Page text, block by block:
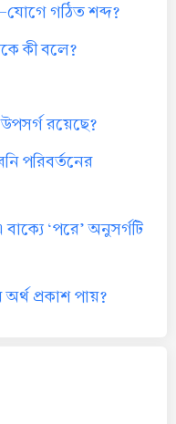
যোগে গঠিত শব্দ?
কী বলে?
রয়েছে?
পরিবর্তনের
‘পরে’ অনুসর্গটি
অর্থ প্রকাশ পায়?